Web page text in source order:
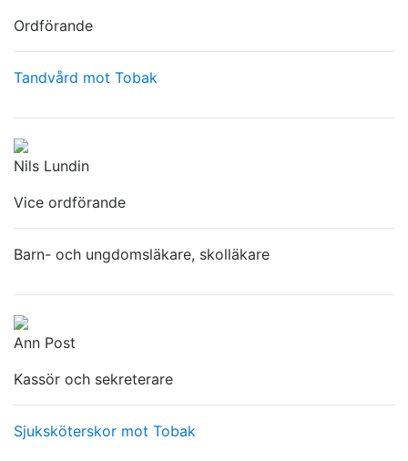
Ordförande
Tandvård mot Tobak
Nils Lundin
Vice ordförande
Barn- och ungdomsläkare, skolläkare
Ann Post
Kassör och sekreterare
Sjuksköterskor mot Tobak